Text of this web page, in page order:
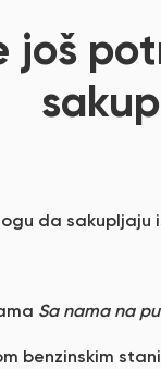
još
da
Sa nama na
benzinskim